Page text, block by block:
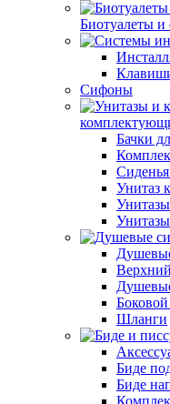
Биотуалеты
Сифоны
Бачки
Унитаз
Шланги
Биде
Биде